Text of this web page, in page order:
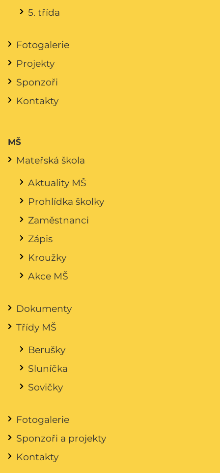
5. třída
Fotogalerie
Projekty
Sponzoři
Kontakty
MŠ
Mateřská škola
Aktuality MŠ
Prohlídka školky
Zaměstnanci
Zápis
Kroužky
Akce MŠ
Dokumenty
Třídy MŠ
Berušky
Sluníčka
Sovičky
Fotogalerie
Sponzoři a projekty
Kontakty